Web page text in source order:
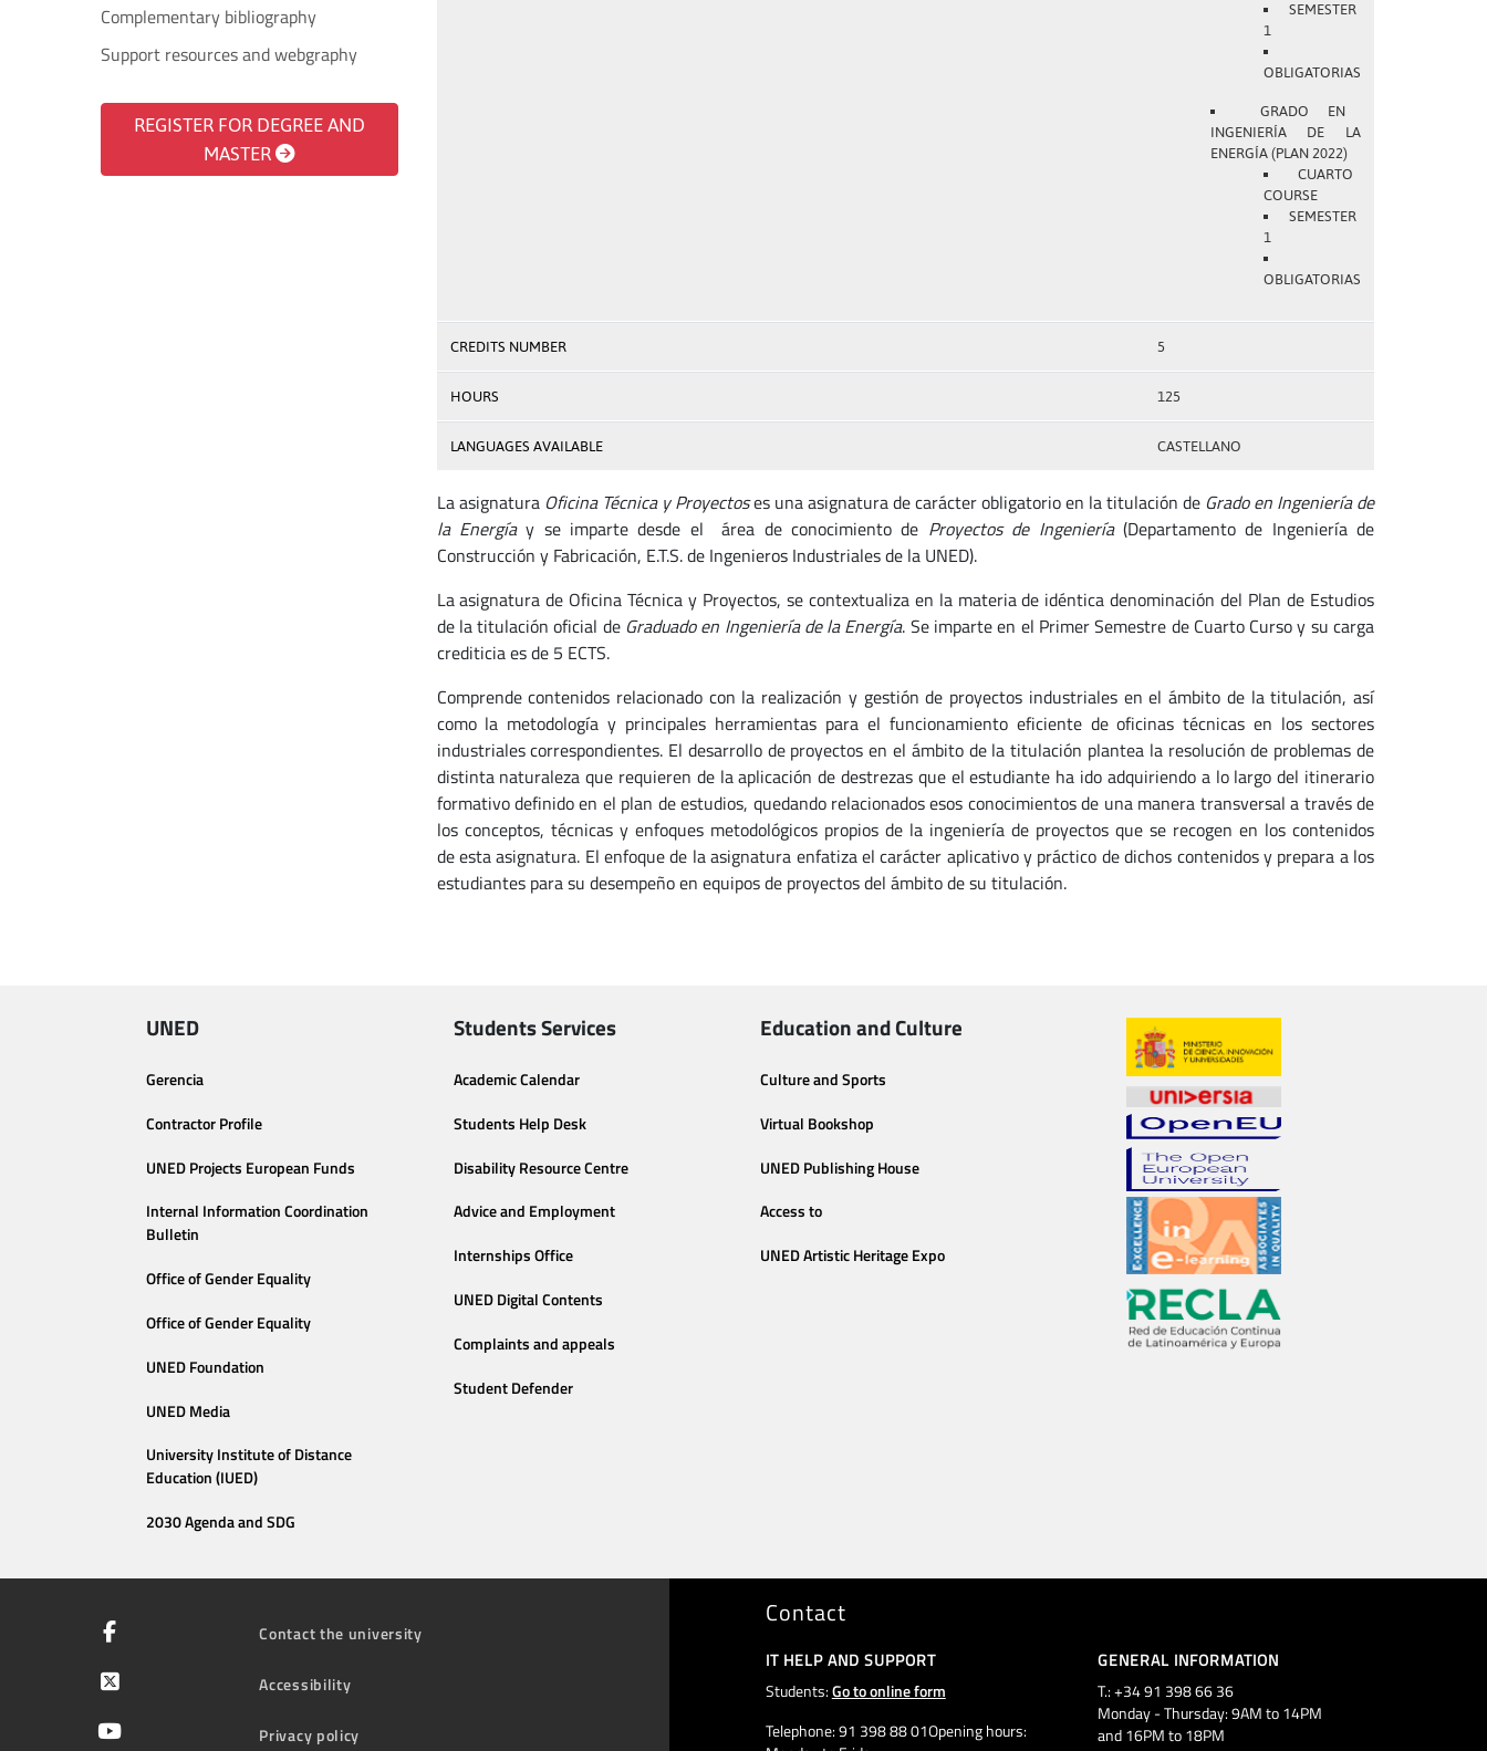
Complementary bibliography
Support resources and webgraphy
REGISTER FOR DEGREE AND
MASTER
SEMESTER
1
OBLIGATORIAS
GRADO EN
INGENIERÍA DE LA
ENERGÍA (PLAN 2022)
CUARTO
COURSE
SEMESTER
1
OBLIGATORIAS
CREDITS NUMBER 5
HOURS 125
LANGUAGES AVAILABLE CASTELLANO
La asignatura Oficina Técnica y Proyectoses una asignatura de carácter obligatorio en la titulación de Grado en Ingeniería de
la Energíay se imparte desde el área de conocimiento de Proyectos de Ingeniería(Departamento de Ingeniería de
Construcción y Fabricación, E.T.S. de Ingenieros Industriales de la UNED).
La asignatura de Oficina Técnica y Proyectos, se contextualiza en la materia de idéntica denominación del Plan de Estudios
de la titulación oficial de Graduado en Ingeniería de la Energía. Se imparte en el Primer Semestre de Cuarto Curso y su carga
crediticia es de 5 ECTS.
Comprende contenidos relacionado con la realización y gestión de proyectos industriales en el ámbito de la titulación, así
como la metodología y principales herramientas para el funcionamiento eficiente de oficinas técnicas en los sectores
industriales correspondientes. El desarrollo de proyectos en el ámbito de la titulación plantea la resolución de problemas de
distinta naturaleza que requieren de la aplicación de destrezas que el estudiante ha ido adquiriendo a lo largo del itinerario
formativo definido en el plan de estudios, quedando relacionados esos conocimientos de una manera transversal a través de
los conceptos, técnicas y enfoques metodológicos propios de la ingeniería de proyectos que se recogen en los contenidos
de esta asignatura. El enfoque de la asignatura enfatiza el carácter aplicativo y práctico de dichos contenidos y prepara a los
estudiantes para su desempeño en equipos de proyectos del ámbito de su titulación.
UNED
Gerencia
Contractor Profile
UNED Projects European Funds
Internal Information Coordination
Bulletin
Office of Gender Equality
Office of Gender Equality
UNED Foundation
UNED Media
University Institute of Distance
Education (IUED)
2030 Agenda and SDG
Students Services
Academic Calendar
Students Help Desk
Disability Resource Centre
Advice and Employment
Internships Office
UNED Digital Contents
Complaints and appeals
Student Defender
Education and Culture
Culture and Sports
Virtual Bookshop
UNED Publishing House
Access to
UNED Artistic Heritage Expo
Contact the university
Accessibility
Privacy policy
Contact
IT HELP AND SUPPORT
Students:Go to online form
Telephone: 91 398 88 01Opening hours:
GENERAL INFORMATION
T.: +34 91 398 66 36
Monday - Thursday: 9AM to 14PM
and 16PM to 18PM